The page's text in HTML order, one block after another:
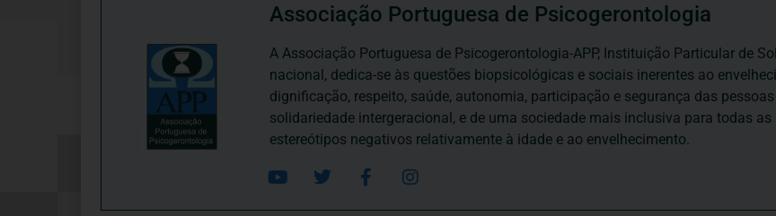
Associação Portuguesa de Psicogerontologia
A Associação Portuguesa de Psicogerontologia-APP, Instituição Particular de
nacional, dedica-se às questões biopsicológicas e sociais inerentes ao
dignificação, respeito, saúde, autonomia, participação e segurança das
solidariedade intergeracional, e de uma sociedade mais inclusiva para todas
estereótipos negativos relativamente à idade e ao envelhecimento.